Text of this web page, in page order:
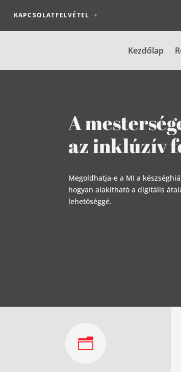
KAPCSOLATFELVÉTEL
Kezdőlap
A
az inklúzív
Megoldhatja-e a MI a
hogyan alakítható a digitális
lehetőséggé.
n